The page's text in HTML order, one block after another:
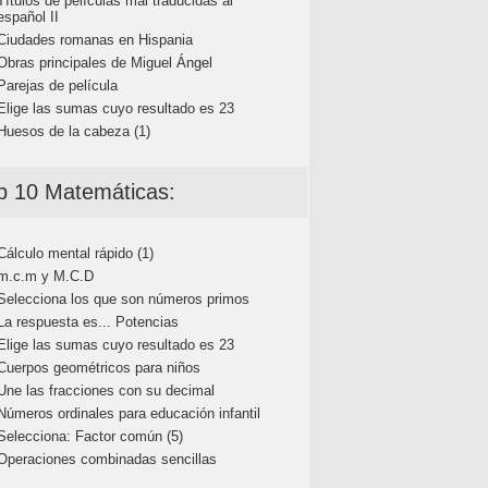
II
romanas en Hispania
principales de Miguel Ángel
de película
las sumas cuyo resultado es 23
de la cabeza (1)
10 Matemáticas:
mental rápido (1)
y M.C.D
los que son números primos
respuesta es... Potencias
las sumas cuyo resultado es 23
geométricos para niños
las fracciones con su decimal
ordinales para educación infantil
Factor común (5)
combinadas sencillas